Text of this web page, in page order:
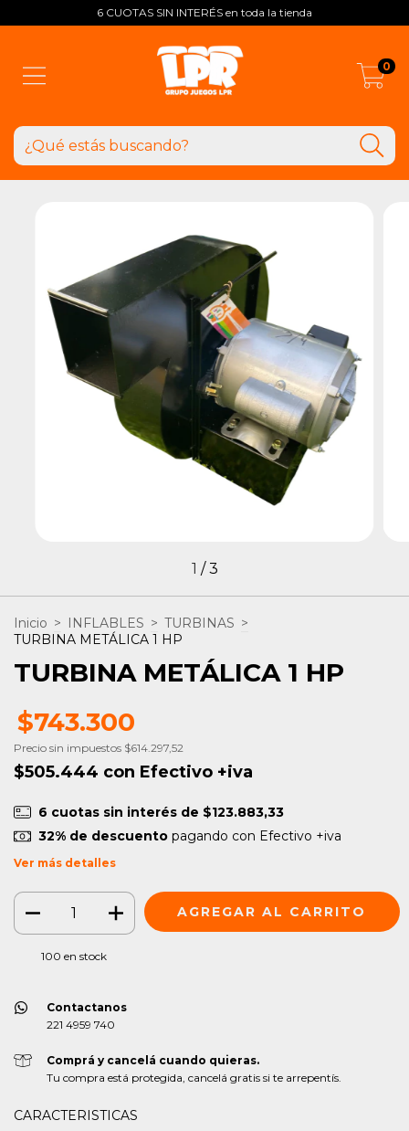
6 CUOTAS SIN INTERÉS en toda la tienda
0
1 /3
Inicio > INFLABLES > TURBINAS >
TURBINA METÁLICA 1 HP
TURBINA METÁLICA 1 HP
$743.300
Precio sin impuestos $614.297,52
$505.444 con Efectivo +iva
6 cuotas sin interés de $123.883,33
32% de descuentopagando con Efectivo +iva
Ver más detalles
100 en stock
Contactanos
221 4959 740
Comprá y cancelá cuando quieras.
Tu compra está protegida, cancelá gratis si te arrepentís.
CARACTERISTICAS